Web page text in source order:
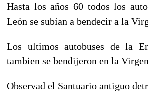
Hasta los años 60 todos los
León se subían a bendecir a la
Los ultimos autobuses de la
tambien se bendijeron en la
Observad el Santuario antiguo